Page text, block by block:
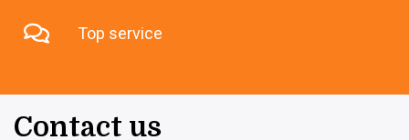
Top service
Contact us